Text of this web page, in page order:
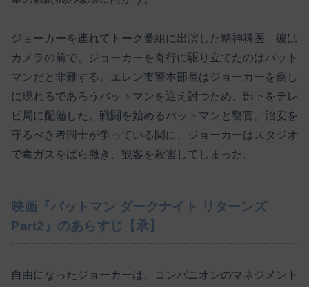
ジョーカーを連れてトーク番組に出演した精神科医。彼は
カメラの前で、ジョーカーを奇行に駆り立てたのはバット
マンだと非難する。エレン市警本部長はジョーカーを倒し
に現れるであろうバットマンを迎え討つため、部下をテレ
ビ局に配備した。戦闘を始めるバットマンと警官。治安を
守るべき者同士が争っている間に、ジョーカーはスタジオ
で毒ガスをばら撒き、観客を殺害してしまった。
映画『バットマン ダークナイト リターンズ
Part2』のあらすじ【承】
自由になったジョーカーは、コンパニオンのマネジメント